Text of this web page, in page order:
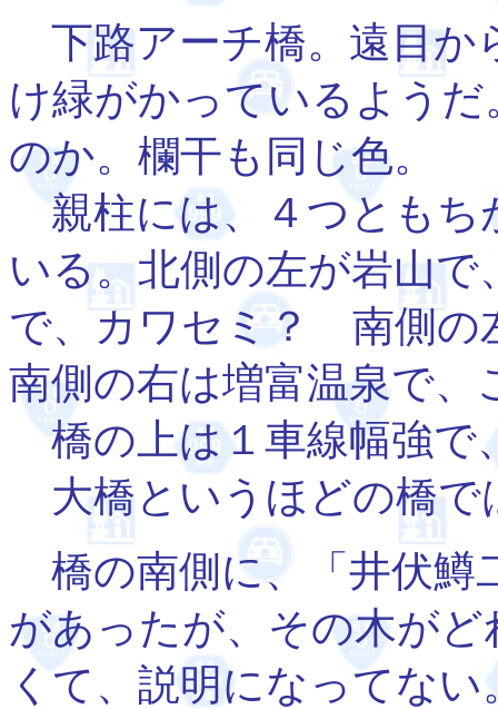
下路アーチ橋。遠目か
け緑がかっているよう
のか。欄干も同じ色。
親柱には、４つともち
いる。北側の左が岩山
で、カワセミ？ 南側の
南側の右は増富温泉で
橋の上は１車線幅強で
大橋というほどの橋で
橋の南側に、「井伏鱒
があったが、その木が
くて、説明になってない